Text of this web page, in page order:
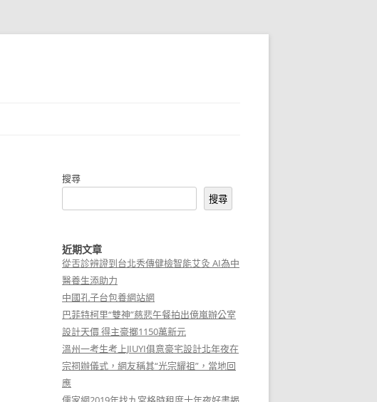
搜尋
搜尋
近期文章
從舌診辨證到台北秀傳健檢智能艾灸 AI為中
醫養生添助力
中國孔子台包養網站網
巴菲特柯里“雙神”慈悲午餐拍出億嵐辦公室
設計天價 得主豪擲1150萬新元
溫州一考生考上JIUYI俱意豪宅設計北年夜在
宗祠辦儀式，網友稱其“光宗耀祖”，當地回
應